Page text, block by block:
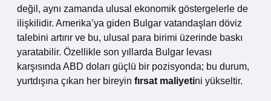
değil, aynı zamanda ulusal ekonomik göstergelerle de
ilişkilidir. Amerika’ya giden Bulgar vatandaşları döviz
talebini artırır ve bu, ulusal para birimi üzerinde baskı
yaratabilir. Özellikle son yıllarda Bulgar levası
karşısında ABD doları güçlü bir pozisyonda; bu durum,
yurtdışına çıkan her bireyin fırsat maliyetini yükseltir.